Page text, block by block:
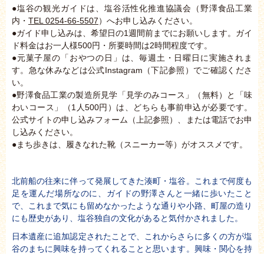
●塩谷の観光ガイドは、塩谷活性化推進協議会（野澤食品工業
内・ TEL 0254-66-5507）へお申し込みください。
●ガイド申し込みは、希望日の1週間前までにお願いします。ガイ
ド料金はお一人様500円・所要時間は2時間程度です。
●元菓子屋の「おやつの日」は、毎週土・日曜日に実施されま
す。急な休みなどは公式Instagram（下記参照）でご確認くださ
い。
●野澤食品工業の製造所見学「見学のみコース」（無料）と「味
わいコース」（1人500円）は、どちらも事前申込が必要です。
公式サイトの申し込みフォーム（上記参照）、または電話でお申
し込みください。
●まち歩きは、履きなれた靴（スニーカー等）がオススメです。
北前船の往来に伴って発展してきた湊町・塩谷。これまで何度も
足を運んだ場所なのに、ガイドの野澤さんと一緒に歩いたこと
で、これまで気にも留めなかったような通りや小路、町屋の造り
にも歴史があり、塩谷独自の文化があると気付かされました。
日本遺産に追加認定されたことで、これからさらに多くの方が塩
谷のまちに興味を持ってくれることと思います。興味・関心を持